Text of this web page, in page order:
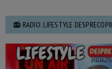
📻 RADIO: LIFESTYLE DESPRECOPII